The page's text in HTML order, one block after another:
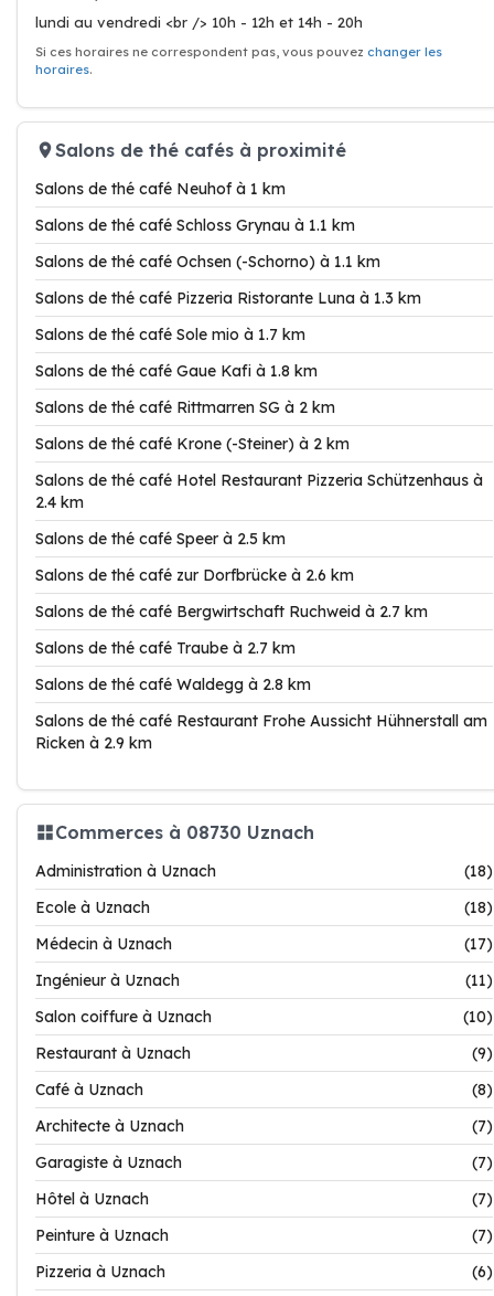
lundi au vendredi <br /> 10h - 12h et 14h - 20h
Si ces horaires ne correspondent pas, vous pouvez changer les
horaires.
Salons de thé cafés à proximité
Salons de thé café Neuhof à 1 km
Salons de thé café Schloss Grynau à 1.1 km
Salons de thé café Ochsen (-Schorno) à 1.1 km
Salons de thé café Pizzeria Ristorante Luna à 1.3 km
Salons de thé café Sole mio à 1.7 km
Salons de thé café Gaue Kafi à 1.8 km
Salons de thé café Rittmarren SG à 2 km
Salons de thé café Krone (-Steiner) à 2 km
Salons de thé café Hotel Restaurant Pizzeria Schützenhaus à
2.4 km
Salons de thé café Speer à 2.5 km
Salons de thé café zur Dorfbrücke à 2.6 km
Salons de thé café Bergwirtschaft Ruchweid à 2.7 km
Salons de thé café Traube à 2.7 km
Salons de thé café Waldegg à 2.8 km
Salons de thé café Restaurant Frohe Aussicht Hühnerstall am
Ricken à 2.9 km
Commerces à 08730 Uznach
Administration à Uznach
(18)
Ecole à Uznach
(18)
Médecin à Uznach
(17)
Ingénieur à Uznach
(11)
Salon coiffure à Uznach
(10)
Restaurant à Uznach
(9)
Café à Uznach
(8)
Architecte à Uznach
(7)
Garagiste à Uznach
(7)
Hôtel à Uznach
(7)
Peinture à Uznach
(7)
Pizzeria à Uznach
(6)